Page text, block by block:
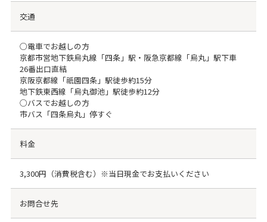
交通
○電車でお越しの方
京都市営地下鉄烏丸線「四条」駅・阪急京都線「烏丸」駅下車
26番出口直結
京阪京都線「祇園四条」駅徒歩約15分
地下鉄東西線「烏丸御池」駅徒歩約12分
○バスでお越しの方
市バス「四条烏丸」停すぐ
料金
3,300円（消費税含む）※当日現金でお支払いください
お問合せ先